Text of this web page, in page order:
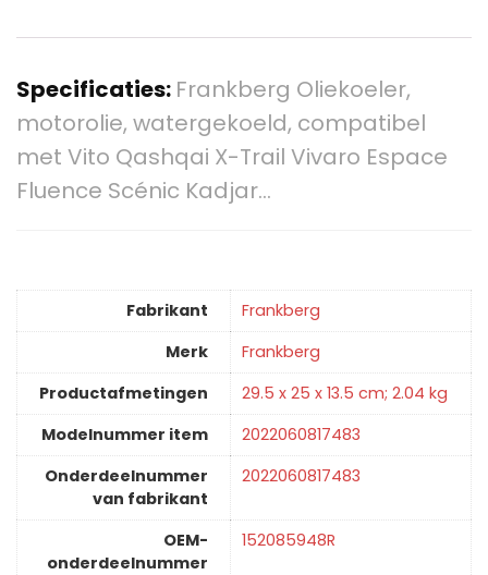
Specificaties: Frankberg Oliekoeler,
motorolie, watergekoeld, compatibel
met Vito Qashqai X-Trail Vivaro Espace
Fluence Scénic Kadjar…
Fabrikant
‎Frankberg
Merk
‎Frankberg
Productafmetingen
‎29.5 x 25 x 13.5 cm; 2.04 kg
Modelnummer item
‎2022060817483
Onderdeelnummer
van fabrikant
‎2022060817483
OEM-
onderdeelnummer
‎152085948R